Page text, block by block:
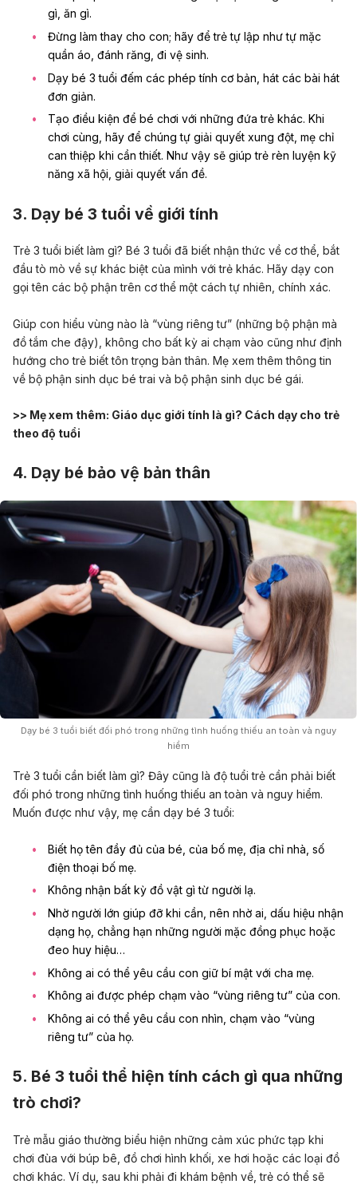
gì, ăn gì.
Đừng làm thay cho con; hãy để trẻ tự lập như tự mặc
quần áo, đánh răng, đi vệ sinh.
Dạy bé 3 tuổi đếm các phép tính cơ bản, hát các bài hát
đơn giản.
Tạo điều kiện để bé chơi với những đứa trẻ khác. Khi
chơi cùng, hãy để chúng tự giải quyết xung đột, mẹ chỉ
can thiệp khi cần thiết. Như vậy sẽ giúp trẻ rèn luyện kỹ
năng xã hội, giải quyết vấn đề.
3. Dạy bé 3 tuổi về giới tính
Trẻ 3 tuổi biết làm gì? Bé 3 tuổi đã biết nhận thức về cơ thể, bắt
đầu tò mò về sự khác biệt của mình với trẻ khác. Hãy dạy con
gọi tên các bộ phận trên cơ thể một cách tự nhiên, chính xác.
Giúp con hiểu vùng nào là “vùng riêng tư” (những bộ phận mà
đồ tắm che đậy), không cho bất kỳ ai chạm vào cũng như định
hướng cho trẻ biết tôn trọng bản thân. Mẹ xem thêm thông tin
về bộ phận sinh dục bé trai và bộ phận sinh dục bé gái.
>> Mẹ xem thêm: Giáo dục giới tính là gì? Cách dạy cho trẻ
theo độ tuổi
4. Dạy bé bảo vệ bản thân
Dạy bé 3 tuổi biết đối phó trong những tình huống thiếu an toàn và nguy
hiểm
Trẻ 3 tuổi cần biết làm gì? Đây cũng là độ tuổi trẻ cần phải biết
đối phó trong những tình huống thiếu an toàn và nguy hiểm.
Muốn được như vậy, mẹ cần dạy bé 3 tuổi:
Biết họ tên đầy đủ của bé, của bố mẹ, địa chỉ nhà, số
điện thoại bố mẹ.
Không nhận bất kỳ đồ vật gì từ người lạ.
Nhờ người lớn giúp đỡ khi cần, nên nhờ ai, dấu hiệu nhận
dạng họ, chẳng hạn những người mặc đồng phục hoặc
đeo huy hiệu…
Không ai có thể yêu cầu con giữ bí mật với cha mẹ.
Không ai được phép chạm vào “vùng riêng tư” của con.
Không ai có thể yêu cầu con nhìn, chạm vào “vùng
riêng tư” của họ.
5. Bé 3 tuổi thể hiện tính cách gì qua những
trò chơi?
Trẻ mẫu giáo thường biểu hiện những cảm xúc phức tạp khi
chơi đùa với búp bê, đồ chơi hình khối, xe hơi hoặc các loại đồ
chơi khác. Ví dụ, sau khi phải đi khám bệnh về, trẻ có thể sẽ